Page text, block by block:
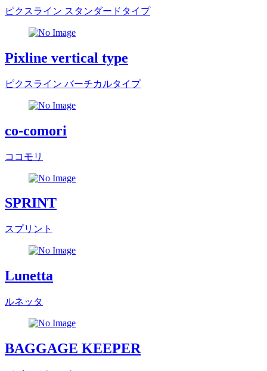
ピクスライン スタンダードタイプ
Pixline vertical type
ピクスライン バーチカルタイプ
co-comori
ココモリ
SPRINT
スプリント
Lunetta
ルネッタ
BAGGAGE KEEPER